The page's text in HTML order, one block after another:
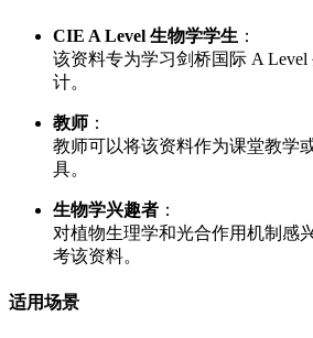
CIE A Level 生物学学生 ：
该资料专为学习剑桥国际 A
计。
教师 ：
教师可以将该资料作为课堂教学
具。
生物学兴趣者 ：
对植物生理学和光合作用机制感
考该资料。
适用场景